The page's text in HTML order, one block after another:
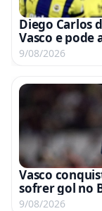
Diego Carlos
Vasco e pode
9/08/2026
Vasco
sofrer gol no
9/08/2026